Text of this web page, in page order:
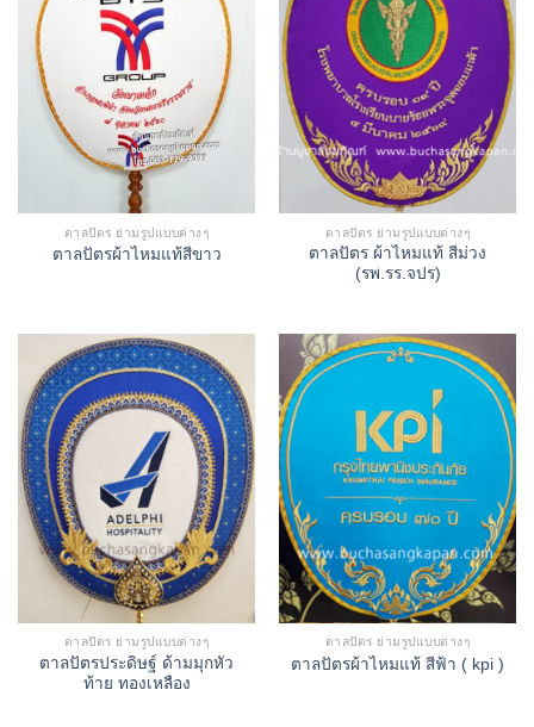
ตาลปัตร ย่ามรูปแบบต่างๆ
ตาลปัตรผ้าไหมแท้สีขาว
ตาลปัตร ย่ามรูปแบบต่างๆ
ตาลปัตร ผ้าไหมแท้ สีม่วง
(รพ.รร.จปร)
ตาลปัตร ย่ามรูปแบบต่างๆ
ตาลปัตรประดิษฐ์ ด้ามมุกหัว
ท้าย ทองเหลือง
ตาลปัตร ย่ามรูปแบบต่างๆ
ตาลปัตรผ้าไหมแท้ สีฟ้า ( kpi )